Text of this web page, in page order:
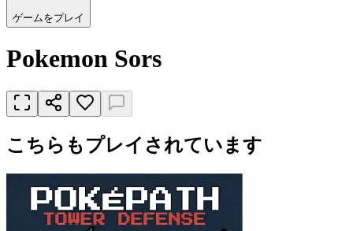
ゲームをプレイ
Pokemon Sors
こちらもプレイされています